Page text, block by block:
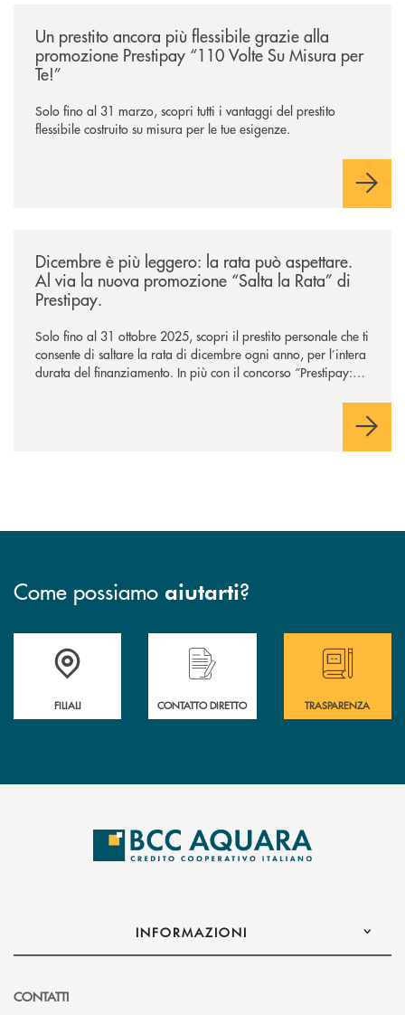
Un prestito ancora più flessibile grazie alla
promozione Prestipay “110 Volte Su Misura per
Te!”
Solo fino al 31 marzo, scopri tutti i vantaggi del prestito
flessibile costruito su misura per le tue esigenze.
Dicembre è più leggero: la rata può aspettare.
Al via la nuova promozione “Salta la Rata” di
Prestipay.
Solo fino al 31 ottobre 2025, scopri il prestito personale che ti
consente di saltare la rata di dicembre ogni anno, per l’intera
durata del finanziamento. In più con il concorso “Prestipay: la
Come possiamo aiutarti?
Trova la filiale più vicina a te
FILIALI
Hai bisogno di assistenza immediata ?
CONTATTO DIRETTO
Hai bisogno di
TRASPARENZA
INFORMAZIONI
CONTATTI